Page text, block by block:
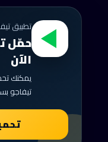
تطبيق
الآن
يمكنك
تيفاجو